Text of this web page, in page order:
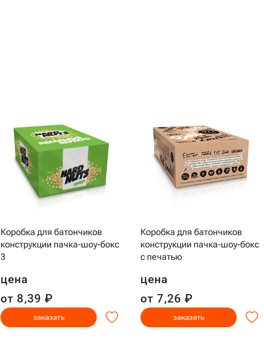
Коробка для батончиков
конструкции пачка-шоу-бокс
3
цена
от 8,39 ₽
заказать
Коробка для батончиков
конструкции пачка-шоу-бокс
с печатью
цена
от 7,26 ₽
заказать